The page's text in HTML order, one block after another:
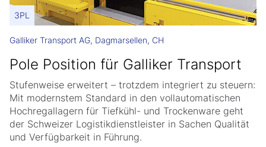
3PL
Galliker Transport AG, Dagmarsellen, CH
Pole Position für Galliker Transport
Stufenweise erweitert – trotzdem integriert zu steuern:
Mit modernstem Standard in den vollautomatischen
Hochregallagern für Tiefkühl- und Trockenware geht
der Schweizer Logistikdienstleister in Sachen Qualität
und Verfügbarkeit in Führung.